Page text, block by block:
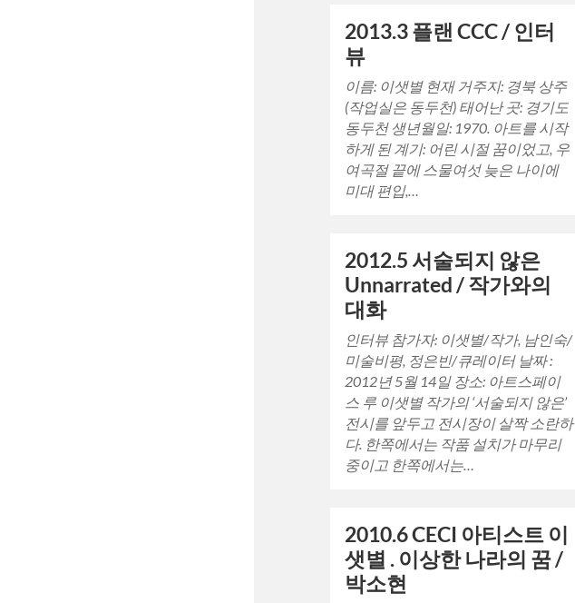
2013.3 플랜 CCC / 인터
뷰
이름: 이샛별 현재 거주지: 경북 상주
(작업실은 동두천) 태어난 곳: 경기도
동두천 생년월일: 1970. 아트를 시작
하게 된 계기: 어린 시절 꿈이었고, 우
여곡절 끝에 스물여섯 늦은 나이에
미대 편입,…
2012.5 서술되지 않은
Unnarrated / 작가와의
대화
인터뷰 참가자: 이샛별/작가, 남인숙/
미술비평, 정은빈/큐레이터 날짜 :
2012년 5월 14일 장소: 아트스페이
스 루 이샛별 작가의 ‘서술되지 않은’
전시를 앞두고 전시장이 살짝 소란하
다. 한쪽에서는 작품 설치가 마무리
중이고 한쪽에서는…
2010.6 CECI 아티스트 이
샛별 . 이상한 나라의 꿈 /
박소현